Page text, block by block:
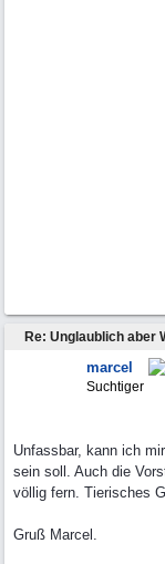
Re: Unglaublich aber
marcel
Suchtiger
Unfassbar, kann ich
sein soll. Auch die
völlig fern. Tierisches
Gruß Marcel.